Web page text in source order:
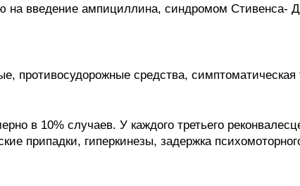
на введение ампициллина, синдромом Стивенса-
противосудорожные средства, симптоматическая
в 10% случаев. У каждого третьего
припадки, гиперкинезы, задержка